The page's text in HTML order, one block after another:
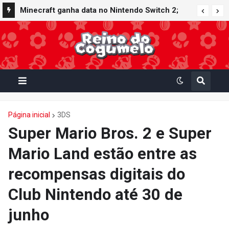
Minecraft ganha data no Nintendo Switch 2;
Super Mario Mash-Up receberá atualização
gráfica exclusiva
Página inicial 3DS
Super Mario Bros. 2 e Super
Mario Land estão entre as
recompensas digitais do
Club Nintendo até 30 de
junho